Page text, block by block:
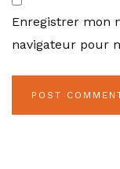
Enregistrer mon
navigateur pour